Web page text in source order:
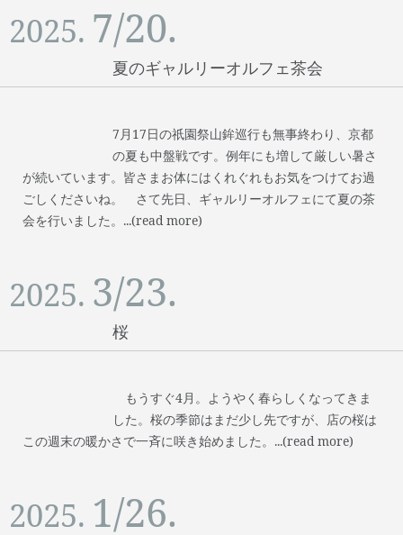
2025. 7/20.
夏のギャルリーオルフェ茶会
7月17日の祇園祭山鉾巡行も無事終わり、京都
の夏も中盤戦です。例年にも増して厳しい暑さ
が続いています。皆さまお体にはくれぐれもお気をつけてお過
ごしくださいね。 さて先日、ギャルリーオルフェにて夏の茶
会を行いました。...(read more)
2025. 3/23.
桜
もうすぐ4月。ようやく春らしくなってきま
した。桜の季節はまだ少し先ですが、店の桜は
この週末の暖かさで一斉に咲き始めました。...(read more)
2025. 1/26.